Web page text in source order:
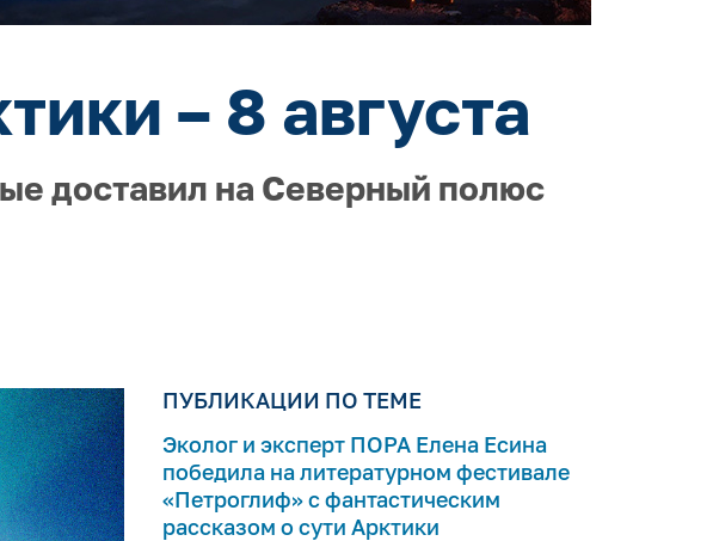
– 8 августа
доставил на Северный полюс
ПУБЛИКАЦИИ ПО ТЕМЕ
Эколог и эксперт ПОРА Елена Есина
победила на литературном фестивале
«Петроглиф» с фантастическим
рассказом о сути Арктики